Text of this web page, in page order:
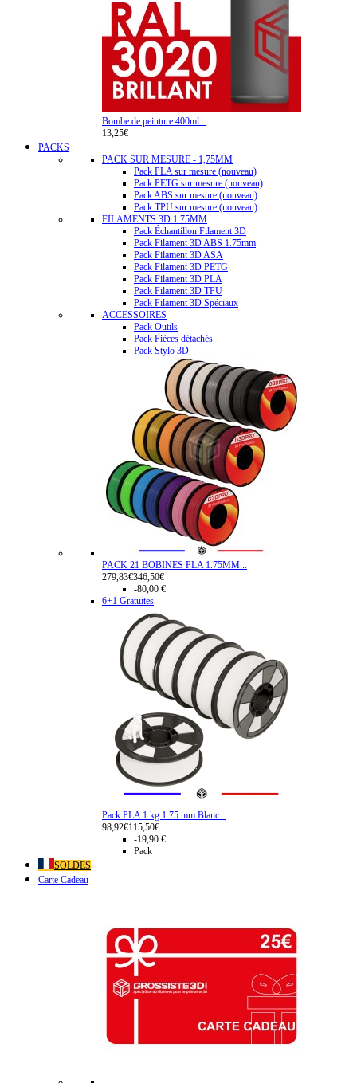
Bombe de peinture 400ml...
13,25€
PACKS
PACK SUR MESURE - 1,75MM
Pack PLA sur mesure (nouveau)
Pack PETG sur mesure (nouveau)
Pack ABS sur mesure (nouveau)
Pack TPU sur mesure (nouveau)
FILAMENTS 3D 1.75MM
Pack Échantillon Filament 3D
Pack Filament 3D ABS 1.75mm
Pack Filament 3D ASA
Pack Filament 3D PETG
Pack Filament 3D PLA
Pack Filament 3D TPU
Pack Filament 3D Spéciaux
ACCESSOIRES
Pack Outils
Pack Pièces détachés
Pack Stylo 3D
PACK 21 BOBINES PLA 1.75MM...
279,83€346,50€
-80,00 €
6+1 Gratuites
Pack PLA 1 kg 1.75 mm Blanc...
98,92€115,50€
-19,90 €
Pack
SOLDES
Carte Cadeau